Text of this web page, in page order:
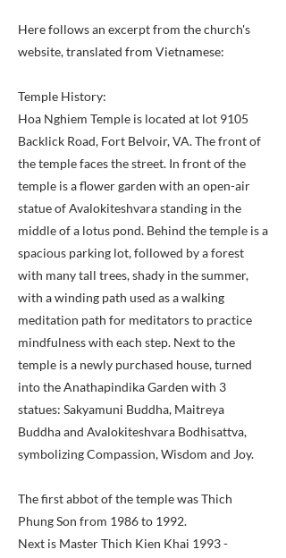
Here follows an excerpt from the church's
website, translated from Vietnamese:
Temple History:
Hoa Nghiem Temple is located at lot 9105
Backlick Road, Fort Belvoir, VA. The front of
the temple faces the street. In front of the
temple is a flower garden with an open-air
statue of Avalokiteshvara standing in the
middle of a lotus pond. Behind the temple is a
spacious parking lot, followed by a forest
with many tall trees, shady in the summer,
with a winding path used as a walking
meditation path for meditators to practice
mindfulness with each step. Next to the
temple is a newly purchased house, turned
into the Anathapindika Garden with 3
statues: Sakyamuni Buddha, Maitreya
Buddha and Avalokiteshvara Bodhisattva,
symbolizing Compassion, Wisdom and Joy.
The first abbot of the temple was Thich
Phung Son from 1986 to 1992.
Next is Master Thich Kien Khai 1993 -